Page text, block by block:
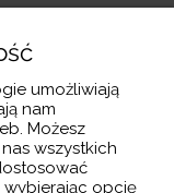
umożliwiają
nam
Możesz
wszystkich
opcję